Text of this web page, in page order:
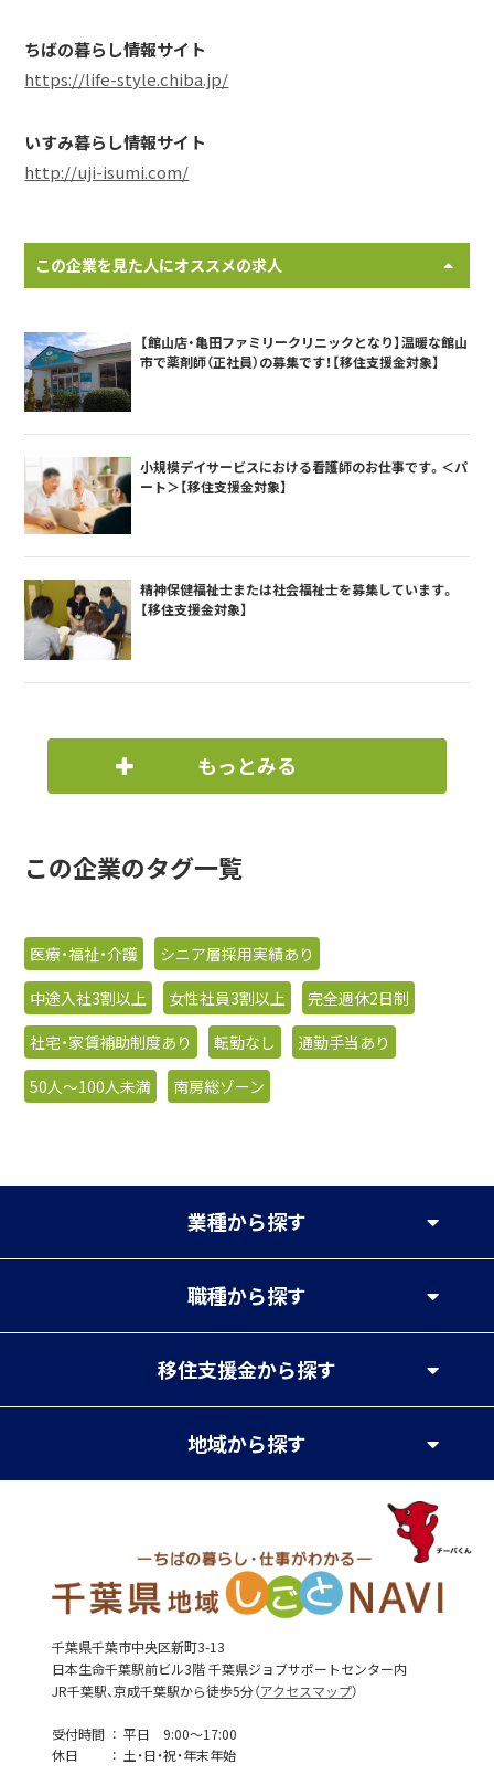
ちばの暮らし情報サイト
https://life-style.chiba.jp/
いすみ暮らし情報サイト
http://uji-isumi.com/
この企業を見た人にオススメの求人
【館山店・亀田ファミリークリニックとなり】温暖な館山
市で薬剤師（正社員）の募集です！【移住支援金対象】
小規模デイサービスにおける看護師のお仕事です。＜パ
ート＞【移住支援金対象】
精神保健福祉士または社会福祉士を募集しています。
【移住支援金対象】
もっとみる
この企業のタグ一覧
医療・福祉・介護
シニア層採用実績あり
中途入社3割以上
女性社員3割以上
完全週休2日制
社宅・家賃補助制度あり
転勤なし
通勤手当あり
50人〜100人未満
南房総ゾーン
業種から探す
職種から探す
移住支援金から探す
地域から探す
千葉県千葉市中央区新町3-13
日本生命千葉駅前ビル3階 千葉県ジョブサポートセンター内
JR千葉駅、京成千葉駅から徒歩5分（アクセスマップ）
受付時間
平日 9:00～17:00
休日
土・日・祝・年末年始